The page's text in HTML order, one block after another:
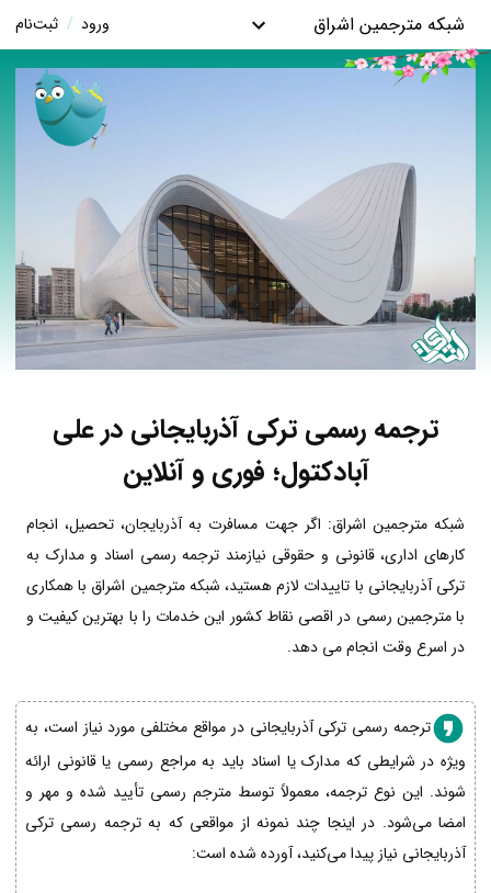
شبکه مترجمین اشراق ورود / ثبت‌نام
ترجمه رسمی ترکی آذربایجانی در علی
آبادکتول؛ فوری و آنلاین
شبکه مترجمین اشراق: اگر جهت مسافرت به آذربایجان، تحصیل، انجام
کارهای اداری، قانونی و حقوقی نیازمند ترجمه رسمی اسناد و مدارک به
ترکی آذربایجانی با تاییدات لازم هستید، شبکه مترجمین اشراق با همکاری
با مترجمین رسمی در اقصی نقاط کشور این خدمات را با بهترین کیفیت و
در اسرع وقت انجام می دهد.
ترجمه رسمی ترکی آذربایجانی در مواقع مختلفی مورد نیاز است، به
ویژه در شرایطی که مدارک یا اسناد باید به مراجع رسمی یا قانونی ارائه
شوند. این نوع ترجمه، معمولاً توسط مترجم رسمی تأیید شده و مهر و
امضا می‌شود. در اینجا چند نمونه از مواقعی که به ترجمه رسمی ترکی
آذربایجانی نیاز پیدا می‌کنید، آورده شده است: